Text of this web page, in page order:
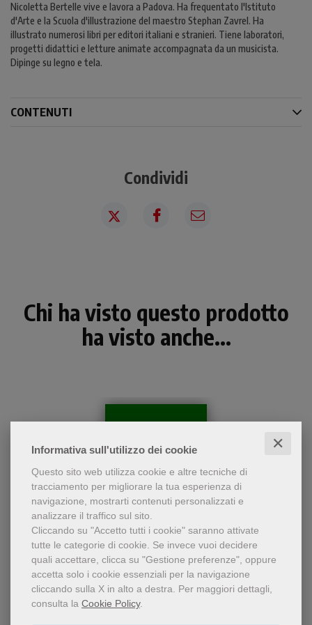
Informativa sull'utilizzo dei cookie ✕
Questo sito web utilizza cookie e altre tecniche di
tracciamento per migliorare la tua esperienza di
navigazione, mostrarti contenuti personalizzati e
analizzare il traffico sul sito.
Cliccando su "Accetto tutti i cookie" saranno attivate
tutte le categorie di cookie. Se invece vuoi decidere
quali accettare, clicca su "Gestione preferenze", oppure
accetta solo i cookie essenziali per la navigazione
cliccando sulla X in alto a destra. Per maggiori dettagli,
consulta la Cookie Policy.
Nicoletta Bertelle vive e lavora a Padova. Ha frequentato l'Istituto
d'Arte e la Scuola d'illustrazione del maestro Stephan Zavrel. Ha
illustrato numerosi libri per editori italiani e stranieri. Tiene laboratori,
progetti didattici e letture animate accompagnata da un musicista.
Dipinge su legno e tela.
CONTENUTI
Condividi
Chi ha visto questo prodotto
ha visto anche...
Il racconto di ciascun
evangelista è un
meraviglioso ritratto di
Gesù che si integra con
quello degli altri vangeli. Il
Angelico Poppi
Sinossi e commento